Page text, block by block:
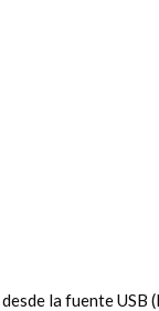
la fuente USB